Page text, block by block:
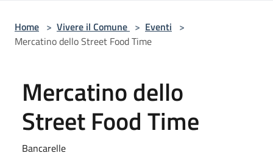
Home > Vivere il Comune > Eventi >
Mercatino dello Street Food Time
Mercatino dello
Street Food Time
Bancarelle